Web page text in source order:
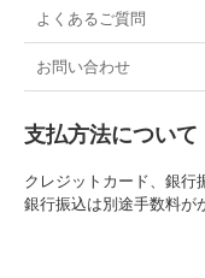
よくあるご質問
お問い合わせ
支払方法について
クレジットカード、銀行
銀行振込は別途手数料が